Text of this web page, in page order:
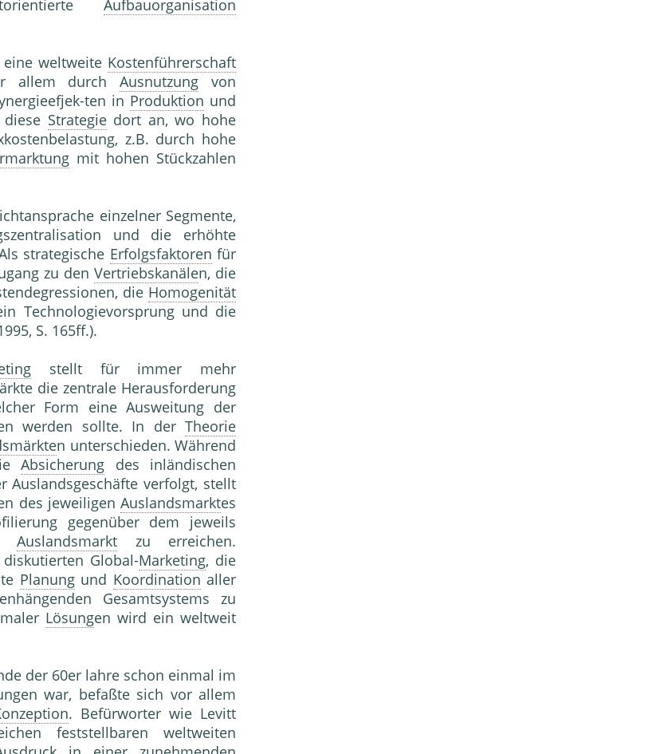
Aufbauorganisation
weltweite Kostenführerschaft
allem durchAusnutzung von
ten in Produktion und
Strategiedort an, wo hohe
z.B. durch hohe
mit hohen Stückzahlen
einzelner Segmente,
und die erhöhte
strategische Erfolgsfaktoren für
zu denVertriebskanälen, die
die Homogenität
Technologievorsprung und die
S. 165ff.).
stellt für immer mehr
die zentrale Herausforderung
Form eine Ausweitung der
werden sollte. In der Theorie
n unterschieden. Während
Absicherung des inländischen
Auslandsgeschäfte verfolgt, stellt
des jeweiligenAuslandsmarktes
gegenüber dem jeweils
Auslandsmarkt zu erreichen.
Global-Marketing, die
Planungund Koordination aller
Gesamtsystems zu
Lösungen wird ein weltweit
der 60er lahre schon einmal im
war, befaßte sich vor allem
. Befürworter wie Levitt
feststellbaren weltweiten